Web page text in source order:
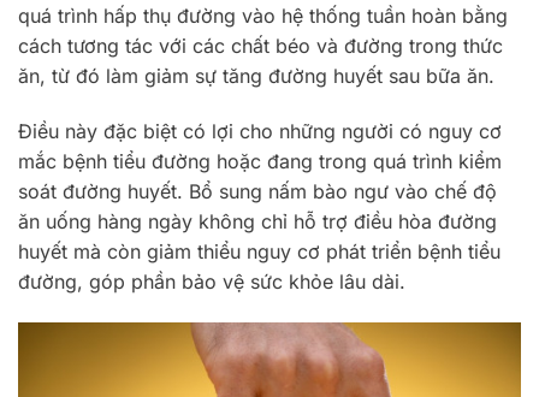
quá trình hấp thụ đường vào hệ thống tuần hoàn bằng
cách tương tác với các chất béo và đường trong thức
ăn, từ đó làm giảm sự tăng đường huyết sau bữa ăn.
Điều này đặc biệt có lợi cho những người có nguy cơ
mắc bệnh tiểu đường hoặc đang trong quá trình kiểm
soát đường huyết. Bổ sung nấm bào ngư vào chế độ
ăn uống hàng ngày không chỉ hỗ trợ điều hòa đường
huyết mà còn giảm thiểu nguy cơ phát triển bệnh tiểu
đường, góp phần bảo vệ sức khỏe lâu dài.